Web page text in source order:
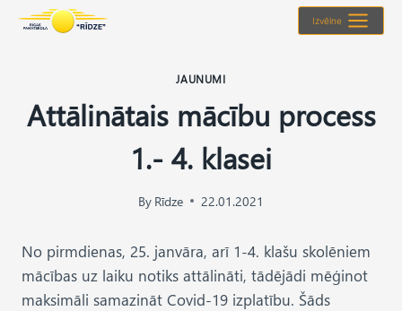
Izvēlne
JAUNUMI
Attālinātais mācību process
1.- 4. klasei
By Rīdze 22.01.2021
No pirmdienas, 25. janvāra, arī 1-4. klašu skolēniem
mācības uz laiku notiks attālināti, tādējādi mēģinot
maksimāli samazināt Covid-19 izplatību. Šāds